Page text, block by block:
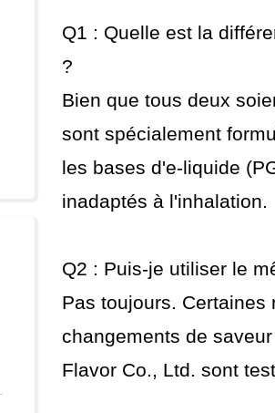
Q1 : Quelle est la
?
Bien que tous deux
sont spécialement
les bases d'e-liquide
inadaptés à l'inhalation.
Q2 : Puis-je utiliser le
Pas toujours.
changements de
Flavor Co., Ltd. sont